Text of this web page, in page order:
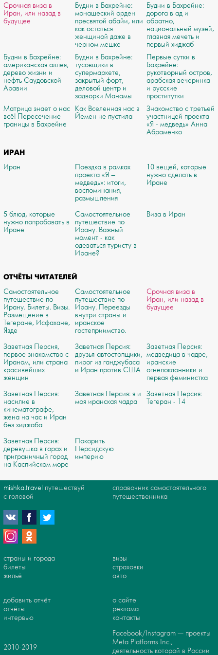
Срочная виза в
Иран, или назад в
будущее
Будни в Бахрейне:
монашеский орден
пресвятой абайи, или
как остаться
женщиной даже в
черном мешке
Будни в Бахрейне:
дорога в ад и
обратно,
национальный музей,
главная мечеть и
первый хиджаб
Будни в Бахрейне:
американская аллея,
дерево жизни и
нефть Саудовской
Аравии
Будни в Бахрейне:
тусовщики в
супермаркете,
закрытый форт,
деловой центр и
задворки Манамы
Первые сутки в
Бахрейне:
рукотворный остров,
арабская вечеринка
и русские
проститутки
Матрица знает о нас
всё! Пересечение
границы в Бахрейне
Как Вселенная нас в
Йемен не пустила
Знакомство с третьей
участницей проекта
«Я - медведь» Анна
Абраменко
ИРАН
Иран
Поездка в рамках
проекта «Я –
медведь»: итоги,
воспоминания,
размышления
10 вещей, которые
нужно сделать в
Иране
5 блюд, которые
нужно попробовать в
Иране
Самостоятельное
путешествие по
Ирану. Важный
момент - как
одеваться туристу в
Иране?
Виза в Иран
ОТЧЁТЫ ЧИТАТЕЛЕЙ
Самостоятельное
путешествие по
Ирану. Билеты. Визы.
Размещение в
Тегеране, Исфахане,
Язде
Самостоятельное
путешествие по
Ирану. Переезды
внутри страны и
иранское
гостеприимство.
Срочная виза в
Иран, или назад в
будущее
Заветная Персия,
первое знакомство с
Ираном, или страна
красивейших
женщин
Заветная Персия:
друзья-автостопщики,
пирог из ганджубаса
и Иран против США
Заветная Персия:
медведица в чадре,
иранские
огнепоклонники и
первая феминистка
Заветная Персия:
насилие в
кинематографе,
жена на час и Иран
без хиджаба
Заветная Персия: я и
моя иранская чадра
Заветная Персия:
Тегеран - 14
Заветная Персия:
деревушка в горах и
приграничный город
на Каспийском море
Покорить
Персидскую
империю
mishka.travel путешествуй
с головой
справочник самостоятельного
путешественника
страны и города
билеты
жильё
визы
страховки
авто
добавить отчёт
отчёты
интервью
о сайте
реклама
контакты
2010-2019
Facebook/Instagram — проекты
Meta Platforms Inc.,
деятельность которой в России